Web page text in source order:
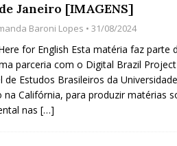
Agroecológico com os Povos
e Inauguração da Feira da
COBERTURA DE EVENTOS
Fluminenses, Cronicamente
Janeiro [IMAGENS]
Baroni Lopes • 31/08/2024
for English Esta matéria faz parte
parceria com o Digital Brazil
de Estudos Brasileiros da
na Califórnia, para produzir matérias
nas […]